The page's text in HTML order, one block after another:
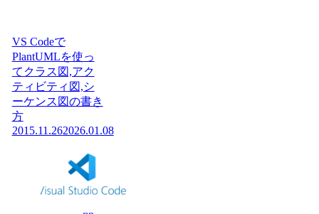
VS Codeで
PlantUMLを使っ
てクラス図,アク
ティビティ図,シ
ーケンス図の書き
方
2015.11.262026.01.08